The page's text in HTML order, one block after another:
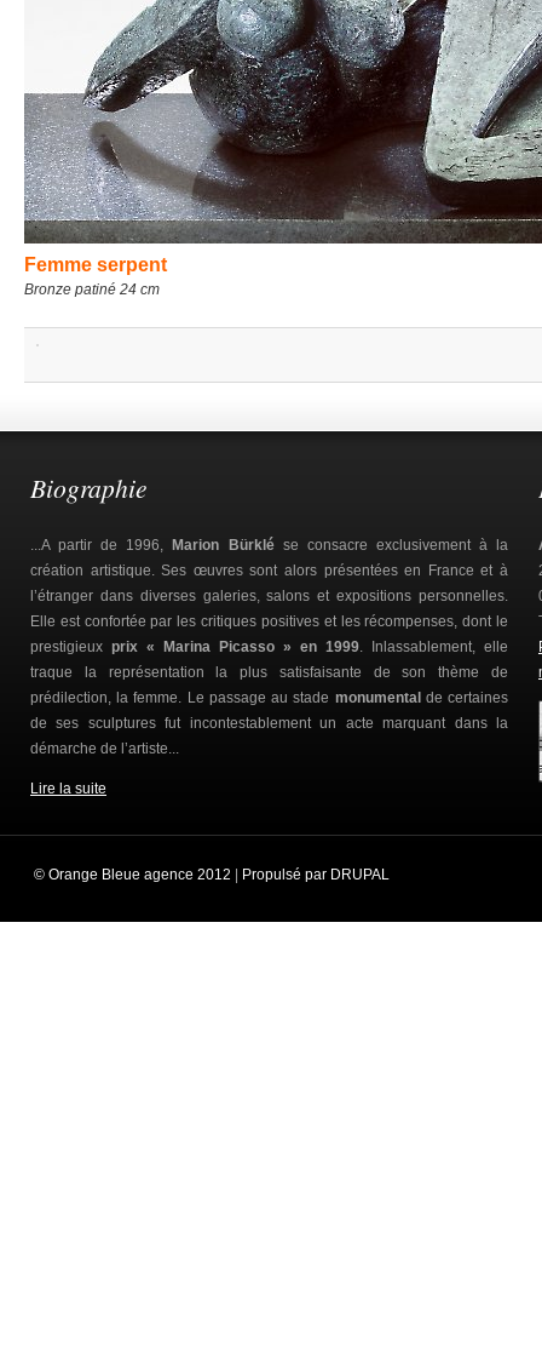
Femme serpent
Bronze patiné 24 cm
Biographie
...A partir de 1996, Marion Bürklése consacre exclusivement à la
création artistique. Ses œuvres sont alors présentées en France et à
l’étranger dans diverses galeries, salons et expositions personnelles.
Elle est confortée par les critiques positives et les récompenses, dont le
prestigieux prix « Marina Picasso » en 1999. Inlassablement, elle
traque la représentation la plus satisfaisante de son thème de
prédilection, la femme. Le passage au stade monumental de certaines
de ses sculptures fut incontestablement un acte marquant dans la
démarche de l’artiste...
Lire la suite
© Orange Bleue agence 2012 Propulsé par DRUPAL